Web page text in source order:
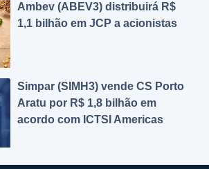
Ambev (ABEV3) distribuirá R$
1,1 bilhão em JCP a acionistas
Simpar (SIMH3) vende CS Porto
Aratu por R$ 1,8 bilhão em
acordo com ICTSI Americas